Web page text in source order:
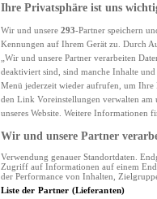
Ihre Privatsphäre ist uns
Wir und unsere 293-Partner speichern
Kennungen auf Ihrem Gerät zu. Durch
„Wir und unsere Partner verarbeiten
deaktiviert sind, sind manche Inhalte
Menü jederzeit wieder aufrufen, um
den Link Voreinstellungen verwalten am
unseres Website. Weitere Informationen
Wir und unsere Partner
Verwendung genauer Standortdaten.
Zugriff auf Informationen auf einem
der Performance von Inhalten,
Liste der Partner (Lieferanten)